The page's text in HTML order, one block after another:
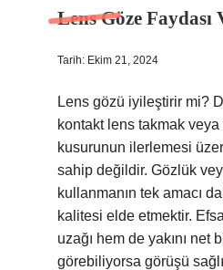
Lens Göze Faydası
Tarih: Ekim 21, 2024
Lens gözü iyileştirir mi?
kontakt lens takmak
kusurunun ilerlemesi
sahip değildir. Gözlük
kullanmanın tek amacı
kalitesi elde etmektir.
uzağı hem de yakını net
görebiliyorsa görüşü